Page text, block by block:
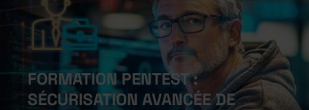
FORMATION PENTEST :
SÉCURISATION AVANCÉE DE